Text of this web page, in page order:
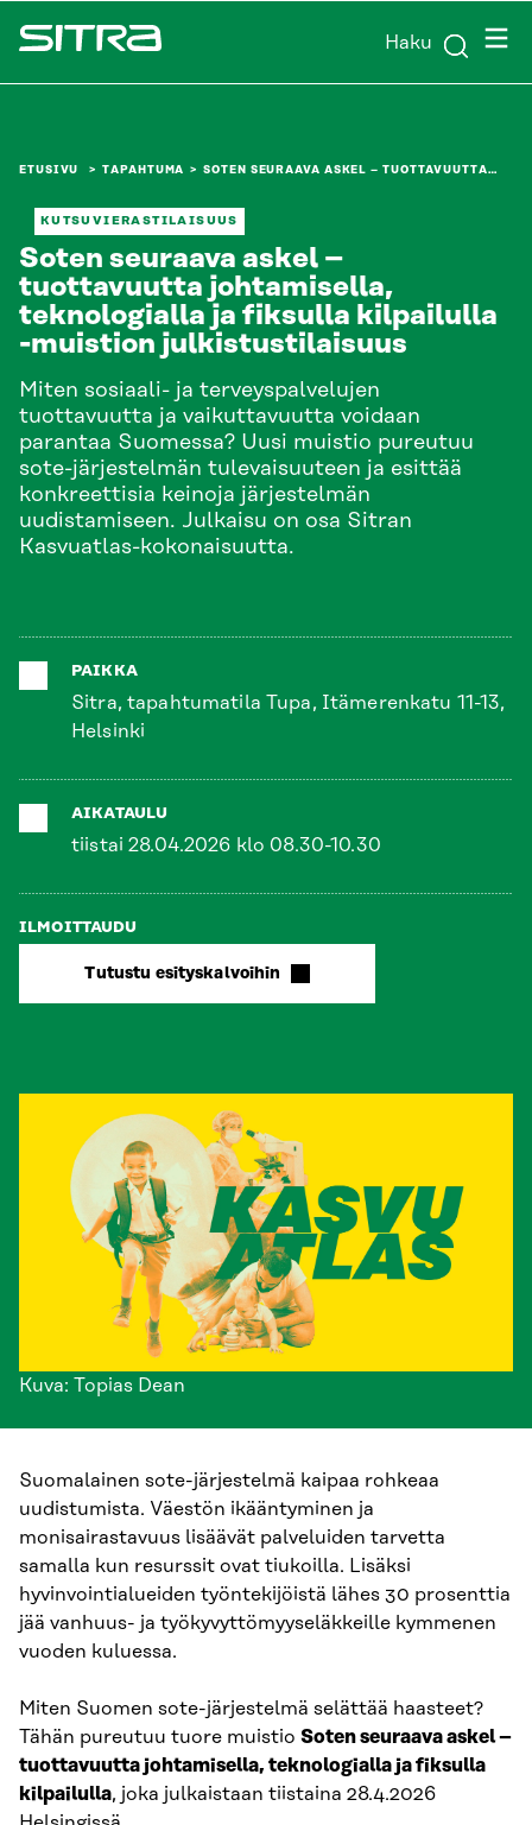
Siirry
suoraan
Sitra Haku
ETUSIVU TAPAHTUMA SOTEN SEURAAVA ASKEL – TUOTTAVUUTTA…
KUTSUVIERASTILAISUUS
Soten seuraava askel –
tuottavuutta johtamisella,
teknologialla ja fiksulla kilpailulla
-muistion julkistustilaisuus
Miten sosiaali- ja terveyspalvelujen
tuottavuutta ja vaikuttavuutta voidaan
parantaa Suomessa? Uusi muistio pureutuu
sote-järjestelmän tulevaisuuteen ja esittää
konkreettisia keinoja järjestelmän
uudistamiseen. Julkaisu on osa Sitran
Kasvuatlas-kokonaisuutta.
PAIKKA
Sitra, tapahtumatila Tupa, Itämerenkatu 11-13,
Helsinki
AIKATAULU
tiistai 28.04.2026 klo 08.30-10.30
ILMOITTAUDU
Tutustu esityskalvoihin
Kuva: Topias Dean
Suomalainen sote-järjestelmä kaipaa rohkeaa
uudistumista. Väestön ikääntyminen ja
monisairastavuus lisäävät palveluiden tarvetta
samalla kun resurssit ovat tiukoilla. Lisäksi
hyvinvointialueiden työntekijöistä lähes 30 prosenttia
jää vanhuus- ja työkyvyttömyyseläkkeille kymmenen
vuoden kuluessa.
Miten Suomen sote-järjestelmä selättää haasteet?
Tähän pureutuu tuore muistio Soten seuraava askel –
tuottavuutta johtamisella, teknologialla ja fiksulla
kilpailulla, joka julkaistaan tiistaina 28.4.2026